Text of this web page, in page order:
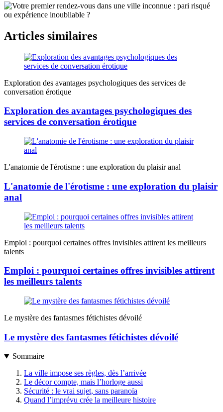
Articles similaires
Exploration des avantages psychologiques des services de
conversation érotique
Exploration des avantages psychologiques des
services de conversation érotique
L'anatomie de l'érotisme : une exploration du plaisir anal
L'anatomie de l'érotisme : une exploration du plaisir
anal
Emploi : pourquoi certaines offres invisibles attirent les meilleurs
talents
Emploi : pourquoi certaines offres invisibles attirent
les meilleurs talents
Le mystère des fantasmes fétichistes dévoilé
Le mystère des fantasmes fétichistes dévoilé
Sommaire
La ville impose ses règles, dès l’arrivée
Le décor compte, mais l’horloge aussi
Sécurité : le vrai sujet, sans paranoïa
Quand l’imprévu crée la meilleure histoire